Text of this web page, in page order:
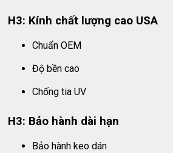
H3: Kính chất lượng cao USA
Chuẩn OEM
Độ bền cao
Chống tia UV
H3: Bảo hành dài hạn
Bảo hành keo dán